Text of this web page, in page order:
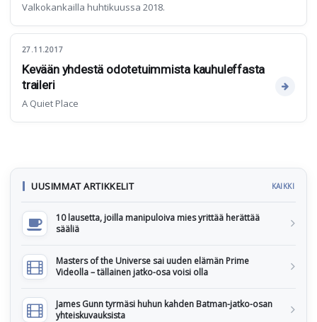
Valkokankailla huhtikuussa 2018.
27.11.2017
Kevään yhdestä odotetuimmista kauhuleffasta
traileri
A Quiet Place
UUSIMMAT ARTIKKELIT KAIKKI
10 lausetta, joilla manipuloiva mies yrittää herättää
sääliä
Masters of the Universe sai uuden elämän Prime
Videolla – tällainen jatko-osa voisi olla
James Gunn tyrmäsi huhun kahden Batman-jatko-osan
yhteiskuvauksista